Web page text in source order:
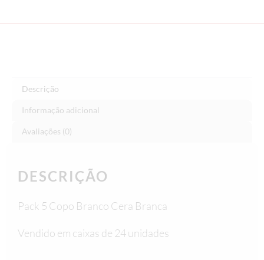
Descrição
Informação adicional
Avaliações (0)
DESCRIÇÃO
Pack 5 Copo Branco Cera Branca
Vendido em caixas de 24 unidades